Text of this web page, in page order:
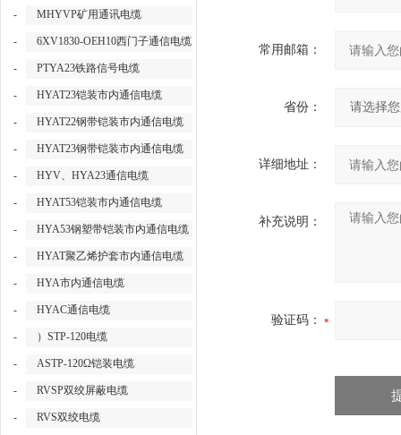
- MHYVP矿用通讯电缆
- 6XV1830-OEH10西门子通信电缆
- PTYA23铁路信号电缆
- HYAT23铠装市内通信电缆
- HYAT22钢带铠装市内通信电缆
- HYAT23钢带铠装市内通信电缆
- HYV、HYA23通信电缆
- HYAT53铠装市内通信电缆
- HYA53钢塑带铠装市内通信电缆
- HYAT聚乙烯护套市内通信电缆
- HYA市内通信电缆
- HYAC通信电缆
- ）STP-120电缆
- ASTP-120Ω铠装电缆
- RVSP双绞屏蔽电缆
- RVS双绞电缆
常用邮箱：
省份：
详细地址：
补充说明：
验证码：